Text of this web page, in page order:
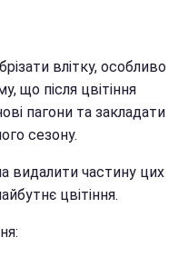
влітку, особливо
що після цвітіння
пагони та закладати
сезону.
видалити частину цих
цвітіння.